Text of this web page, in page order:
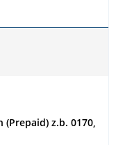
(Prepaid) z.b. 0170,